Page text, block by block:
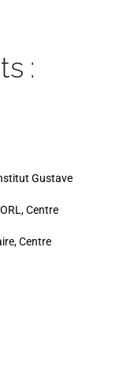
:
Gustave
Centre
Centre